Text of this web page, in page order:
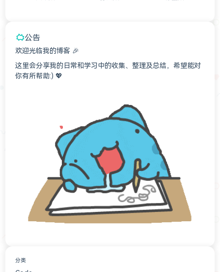
公告
欢迎光临我的博客 🎉
这里会分享我的日常和学习中的收集、整理及总结，希望能对
你有所帮助:) 💖
分类